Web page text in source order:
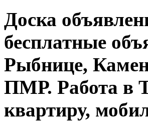
Доска
бесплатные
Рыбнице,
ПМР. Работа в
квартиру,